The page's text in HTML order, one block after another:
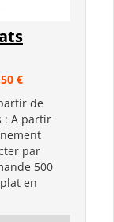
€
de
: A partir
par
500
en